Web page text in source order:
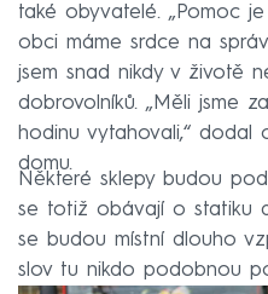
také obyvatelé. „Pomoc
obci máme srdce na
jsem snad nikdy v životě
dobrovolníků. „Měli jsme
hodinu vytahovali,“ dodal
domu.
Některé sklepy budou
se totiž obávají o statiku
se budou místní dlouho
slov tu nikdo podobnou